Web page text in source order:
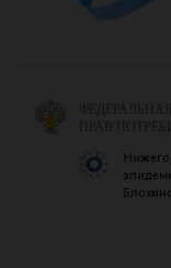
ПРАВ